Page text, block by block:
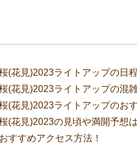
(花見)2023ライトアップの日
(花見)2023ライトアップの混
(花見)2023ライトアップのお
(花見)2023の見頃や満開予想
すすめアクセス方法！